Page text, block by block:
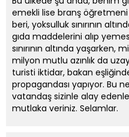
emekli lise branş
beri, yoksulluk sınırının
gıda maddelerini alıp
sınırının altında yaşarken,
milyon mutlu azınlık da
turisti iktidar, bakan
propagandası yapıyor. Bu
vatandaş sizinle alay
mutlaka veriniz. Selamlar.